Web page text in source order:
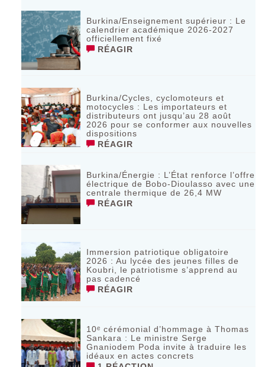
Burkina/Enseignement supérieur : Le
calendrier académique 2026-2027
officiellement fixé
RÉAGIR
Burkina/Cycles, cyclomoteurs et
motocycles : Les importateurs et
distributeurs ont jusqu’au 28 août
2026 pour se conformer aux nouvelles
dispositions
RÉAGIR
Burkina/Énergie : L’État renforce l’offre
électrique de Bobo-Dioulasso avec une
centrale thermique de 26,4 MW
RÉAGIR
Immersion patriotique obligatoire
2026 : Au lycée des jeunes filles de
Koubri, le patriotisme s’apprend au
pas cadencé
RÉAGIR
10ᵉ cérémonial d’hommage à Thomas
Sankara : Le ministre Serge
Gnaniodem Poda invite à traduire les
idéaux en actes concrets